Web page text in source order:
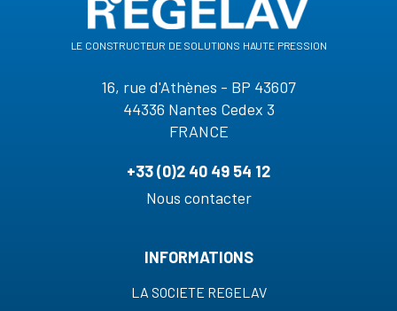
le constructeur de solutions haute pression
16, rue d'Athènes - BP 43607
44336 Nantes Cedex 3
FRANCE
+33 (0)2 40 49 54 12
Nous contacter
INFORMATIONS
LA SOCIETE REGELAV